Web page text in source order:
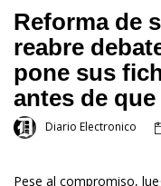
Reforma de
reabre
pone sus
antes de
Diario Electronico
Pese al compromiso,